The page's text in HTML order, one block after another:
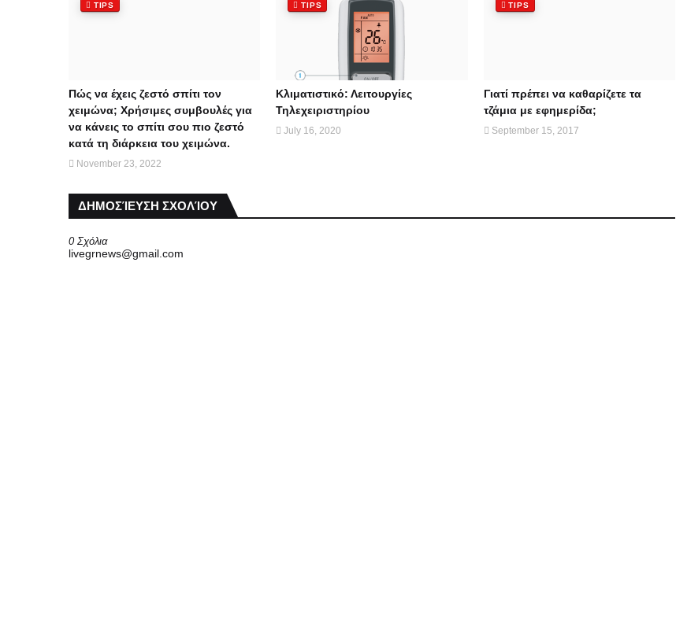
TIPS
Πώς να έχεις ζεστό σπίτι τον
χειμώνα; Χρήσιμες συμβουλές για
να κάνεις το σπίτι σου πιο ζεστό
κατά τη διάρκεια του χειμώνα.
November 23, 2022
TIPS
Κλιματιστικό: Λειτουργίες
Τηλεχειριστηρίου
July 16, 2020
TIPS
Γιατί πρέπει να καθαρίζετε τα
τζάμια με εφημερίδα;
September 15, 2017
ΔΗΜΟΣΊΕΥΣΗ ΣΧΟΛΊΟΥ
0 Σχόλια
livegrnews@gmail.com